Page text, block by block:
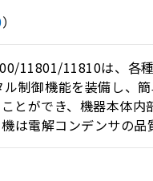
）
11801/11810は、各
制御機能を装備し、
とができ、機器本体
は電解コンデンサの品